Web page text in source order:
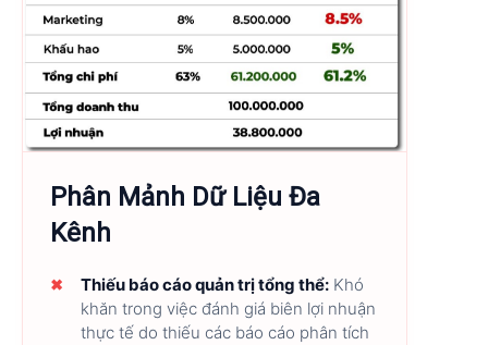
Phân Mảnh Dữ Liệu Đa
Kênh
Thiếu báo cáo quản trị tổng thể: Khó
khăn trong việc đánh giá biên lợi nhuận
thực tế do thiếu các báo cáo phân tích